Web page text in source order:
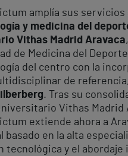
amplía sus servicios
y medicina del
Vithas Madrid Aravaca
de Medicina del
del centro con la
de
. Tras su
Vithas Madrid
extiende ahora a
basado en la alta
tecnológica y el abordaje